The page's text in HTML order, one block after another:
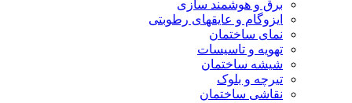
برق و هوشمند سازی
ایزوگام و عایقهای رطوبتی
نمای ساختمان
تهویه و تاسیسات
شیشه ساختمان
تیرچه و بلوک
نقاشی ساختمان